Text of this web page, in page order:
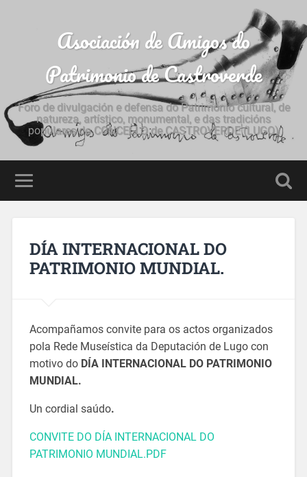
Asociación de Amigos do
Patrimonio de Castroverde
Foro de divulgación e defensa do Patrimonio cultural, de
natureza, artístico, monumental, e das tradicións
populares do CONCELLO de CASTROVERDE (LUGO)
DÍA INTERNACIONAL DO
PATRIMONIO MUNDIAL.
Acompañamos convite para os actos organizados
pola Rede Museística da Deputación de Lugo con
motivo do DÍA INTERNACIONAL DO PATRIMONIO
MUNDIAL.
Un cordial saúdo.
CONVITE DO DÍA INTERNACIONAL DO
PATRIMONIO MUNDIAL.PDF